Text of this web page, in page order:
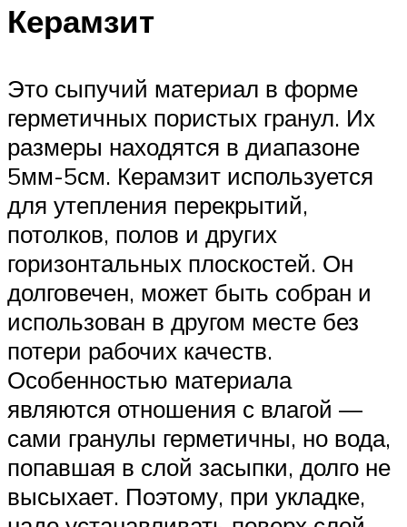
Керамзит
Это сыпучий материал в форме
герметичных пористых гранул. Их
размеры находятся в диапазоне
5мм-5см. Керамзит используется
для утепления перекрытий,
потолков, полов и других
горизонтальных плоскостей. Он
долговечен, может быть собран и
использован в другом месте без
потери рабочих качеств.
Особенностью материала
являются отношения с влагой —
сами гранулы герметичны, но вода,
попавшая в слой засыпки, долго не
высыхает. Поэтому, при укладке,